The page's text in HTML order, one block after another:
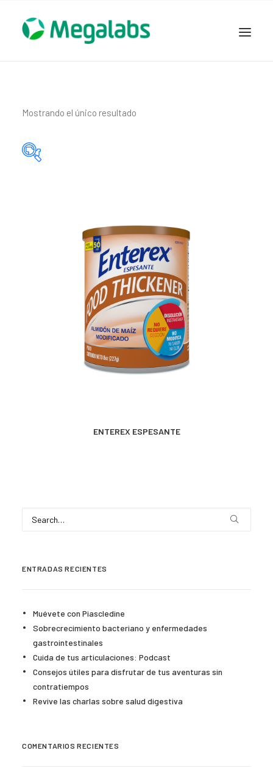
MEGASALUD
SEGURIDAD Y RESPALDO
TRABAJAR EN MEGALABS
Mostrando el único resultado
MÁS INFORMACIÓN
ENTEREX ESPESANTE
ENTRADAS RECIENTES
Muévete con Piascledine
Sobrecrecimiento bacteriano y enfermedades
gastrointestinales
Cuida de tus articulaciones: Podcast
Consejos útiles para disfrutar de tus aventuras sin
contratiempos
Revive las charlas sobre salud digestiva
COMENTARIOS RECIENTES